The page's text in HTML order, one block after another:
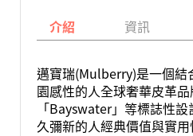
介紹 資訊
邁寶瑞(Mulberry)是一個結
園感性的人全球奢華皮革
「Bayswater」等標誌性
久彌新的人經典價值與實用